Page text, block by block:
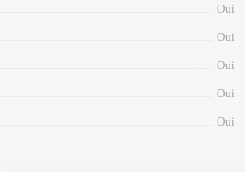
Oui
Oui
Oui
Oui
Oui